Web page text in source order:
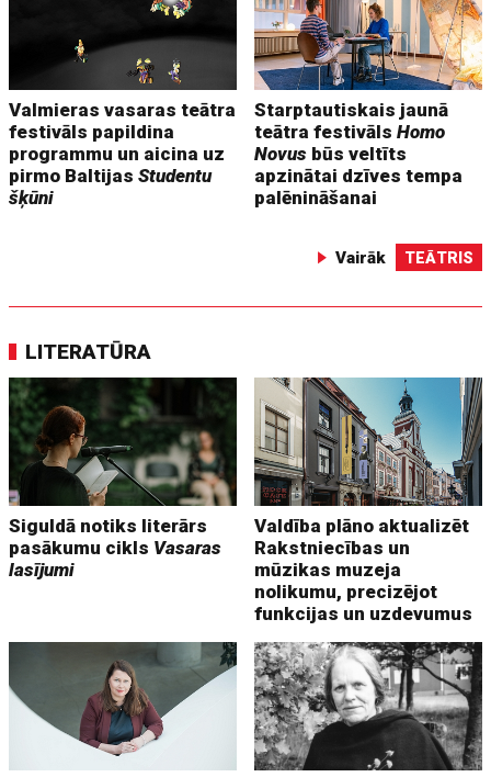
Valmieras vasaras teātra
festivāls papildina
programmu un aicina uz
pirmo BaltijasStudentu
šķūni
Starptautiskais jaunā
teātra festivālsHomo
Novus būs veltīts
apzinātai dzīves tempa
palēnināšanai
Vairāk TEĀTRIS
LITERATŪRA
Siguldā notiks literārs
pasākumu cikls Vasaras
lasījumi
Valdība plāno aktualizēt
Rakstniecības un
mūzikas muzeja
nolikumu, precizējot
funkcijas un uzdevumus